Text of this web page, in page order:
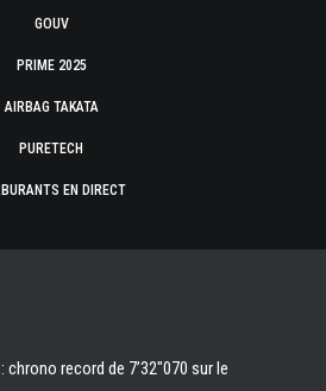
GOUV
PRIME 2025
AIRBAG TAKATA
PURETECH
EN DIRECT
record de 7’32″070 sur le